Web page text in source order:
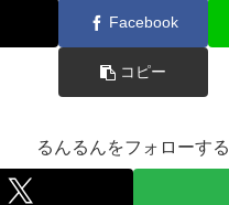
Facebook
コピー
るんるんをフォローする